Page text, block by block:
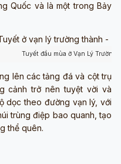
Quốc và là một trong Bảy
Tuyết đầu mùa ở Vạn Lý Trường
lên các tảng đá và cột trụ
cảnh trở nên tuyệt vời và
dọc theo đường vạn lý, với
trùng điệp bao quanh, tạo
thể quên.